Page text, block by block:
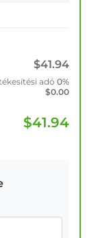
$41.94
adó 0%
$0.00
$41.94